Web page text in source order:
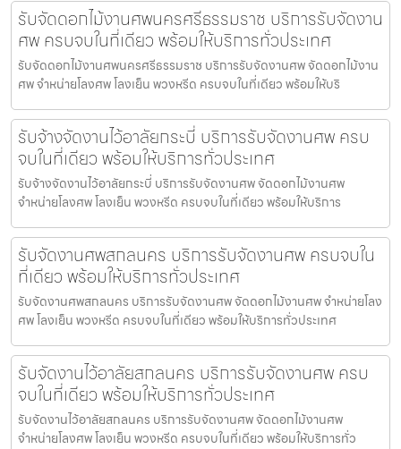
รับจัดดอกไม้งานศพนครศรีธรรมราช บริการรับจัดงาน
ศพ ครบจบในที่เดียว พร้อมให้บริการทั่วประเทศ
รับจัดดอกไม้งานศพนครศรีธรรมราช บริการรับจัดงานศพ จัดดอกไม้งาน
ศพ จำหน่ายโลงศพ โลงเย็น พวงหรีด ครบจบในที่เดียว พร้อมให้บริ
รับจ้างจัดงานไว้อาลัยกระบี่ บริการรับจัดงานศพ ครบ
จบในที่เดียว พร้อมให้บริการทั่วประเทศ
รับจ้างจัดงานไว้อาลัยกระบี่ บริการรับจัดงานศพ จัดดอกไม้งานศพ
จำหน่ายโลงศพ โลงเย็น พวงหรีด ครบจบในที่เดียว พร้อมให้บริการ
รับจัดงานศพสกลนคร บริการรับจัดงานศพ ครบจบใน
ที่เดียว พร้อมให้บริการทั่วประเทศ
รับจัดงานศพสกลนคร บริการรับจัดงานศพ จัดดอกไม้งานศพ จำหน่ายโลง
ศพ โลงเย็น พวงหรีด ครบจบในที่เดียว พร้อมให้บริการทั่วประเทศ
รับจัดงานไว้อาลัยสกลนคร บริการรับจัดงานศพ ครบ
จบในที่เดียว พร้อมให้บริการทั่วประเทศ
รับจัดงานไว้อาลัยสกลนคร บริการรับจัดงานศพ จัดดอกไม้งานศพ
จำหน่ายโลงศพ โลงเย็น พวงหรีด ครบจบในที่เดียว พร้อมให้บริการทั่ว